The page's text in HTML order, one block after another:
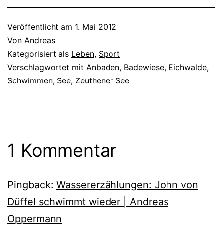
Veröffentlicht am 1. Mai 2012
Von Andreas
Kategorisiert als Leben, Sport
Verschlagwortet mit Anbaden, Badewiese, Eichwalde,
Schwimmen, See, Zeuthener See
1 Kommentar
Pingback: Wassererzählungen: John von
Düffel schwimmt wieder | Andreas
Oppermann